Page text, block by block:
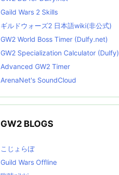
Gaild Wars 2 Skills
ギルドウォーズ2 日本語wiki(非公式)
GW2 World Boss Timer (Dulfy.net)
GW2 Specialization Calculator (Dulfy)
Advanced GW2 Timer
ArenaNet's SoundCloud
GW2 BLOGS
こじょらぼ
Guild Wars Offline